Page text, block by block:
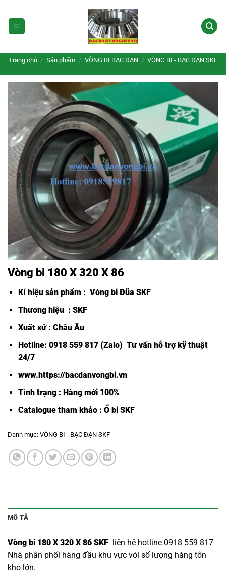
qua
nội
Trang chủ / Sản phẩm / VÒNG BI BẠC ĐẠN / VÒNG BI - BẠC ĐẠN SKF
Vòng bi 180 X 320 X 86
Kí hiệu sản phẩm : Vòng bi Đũa SKF
Thương hiệu : SKF
Xuất xứ : Châu Âu
Hotline: 0918 559 817 (Zalo) Tư vấn hỗ trợ kỹ thuật
24/7
www.https://bacdanvongbi.vn
Tình trạng : Hàng mới 100%
Catalogue tham khảo : Ổ bi SKF
Danh mục: VÒNG BI - BẠC ĐẠN SKF
MÔ TẢ
Vòng bi 180 X 320 X 86 SKF liên hệ hotline 0918 559 817
Nhà phân phối hàng đầu khu vực với số lượng hàng tôn
kho lớn.